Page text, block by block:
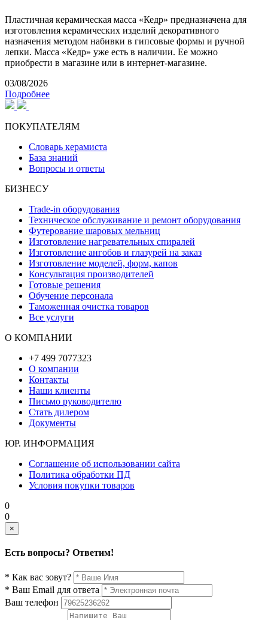
Пластичная керамическая масса «Кедр» предназначена для
изготовления керамических изделий декоративного
назначения методом набивки в гипсовые формы и ручной
лепки. Масса «Кедр» уже есть в наличии. Ее можно
приобрести в магазине или в интернет-магазине.
03/08/2026
Подробнее
ПОКУПАТЕЛЯМ
Словарь керамиста
База знаний
Вопросы и ответы
БИЗНЕСУ
Trade-in оборудования
Техническое обслуживание и ремонт оборудования
Футерование шаровых мельниц
Изготовление нагревательных спиралей
Изготовление ангобов и глазурей на заказ
Изготовление моделей, форм, капов
Консультация производителей
Готовые решения
Обучение персонала
Таможенная очистка товаров
Все услуги
О КОМПАНИИ
+7 499 7077323
О компании
Контакты
Наши клиенты
Письмо руководителю
Стать дилером
Документы
ЮР. ИНФОРМАЦИЯ
Соглашение об использовании сайта
Политика обработки ПД
Условия покупки товаров
0
0
×
Есть вопросы? Ответим!
* Как вас зовут?
* Ваш Email для ответа
Ваш телефон